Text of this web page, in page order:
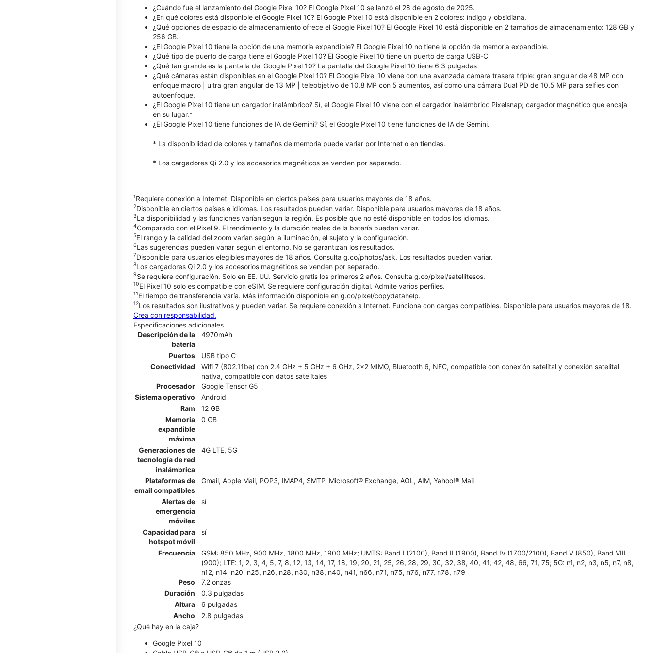
¿Cuándo fue el lanzamiento del Google Pixel 10? El Google Pixel 10 se lanzó el 28 de agosto de 2025.
¿En qué colores está disponible el Google Pixel 10? El Google Pixel 10 está disponible en 2 colores: índigo y obsidiana.
¿Qué opciones de espacio de almacenamiento ofrece el Google Pixel 10? El Google Pixel 10 está disponible en 2 tamaños de almacenamiento: 128 GB y
256 GB.
¿El Google Pixel 10 tiene la opción de una memoria expandible? El Google Pixel 10 no tiene la opción de memoria expandible.
¿Qué tipo de puerto de carga tiene el Google Pixel 10? El Google Pixel 10 tiene un puerto de carga USB-C.
¿Qué tan grande es la pantalla del Google Pixel 10? La pantalla del Google Pixel 10 tiene 6.3 pulgadas
¿Qué cámaras están disponibles en el Google Pixel 10? El Google Pixel 10 viene con una avanzada cámara trasera triple: gran angular de 48 MP con
enfoque macro | ultra gran angular de 13 MP | teleobjetivo de 10.8 MP con 5 aumentos, así como una cámara Dual PD de 10.5 MP para selfies con
autoenfoque.
¿El Google Pixel 10 tiene un cargador inalámbrico? Sí, el Google Pixel 10 viene con el cargador inalámbrico Pixelsnap; cargador magnético que encaja
en su lugar.*
¿El Google Pixel 10 tiene funciones de IA de Gemini? Sí, el Google Pixel 10 tiene funciones de IA de Gemini.
* La disponibilidad de colores y tamaños de memoria puede variar por Internet o en tiendas.
* Los cargadores Qi 2.0 y los accesorios magnéticos se venden por separado.
1Requiere conexión a Internet. Disponible en ciertos países para usuarios mayores de 18 años.
2Disponible en ciertos países e idiomas. Los resultados pueden variar. Disponible para usuarios mayores de 18 años.
3La disponibilidad y las funciones varían según la región. Es posible que no esté disponible en todos los idiomas.
4Comparado con el Pixel 9. El rendimiento y la duración reales de la batería pueden variar.
5El rango y la calidad del zoom varían según la iluminación, el sujeto y la configuración.
6Las sugerencias pueden variar según el entorno. No se garantizan los resultados.
7Disponible para usuarios elegibles mayores de 18 años. Consulta g.co/photos/ask. Los resultados pueden variar.
8Los cargadores Qi 2.0 y los accesorios magnéticos se venden por separado.
9Se requiere configuración. Solo en EE. UU. Servicio gratis los primeros 2 años. Consulta g.co/pixel/satellitesos.
10El Pixel 10 solo es compatible con eSIM. Se requiere configuración digital. Admite varios perfiles.
11El tiempo de transferencia varía. Más información disponible en g.co/pixel/copydatahelp.
12Los resultados son ilustrativos y pueden variar. Se requiere conexión a Internet. Funciona con cargas compatibles. Disponible para usuarios mayores de 18.
Crea con responsabilidad.
Especificaciones adicionales
Descripción de la
batería
4970mAh
Puertos
USB tipo C
Conectividad
Wifi 7 (802.11be) con 2.4 GHz + 5 GHz + 6 GHz, 2x2 MIMO, Bluetooth 6, NFC, compatible con conexión satelital y conexión satelital
nativa, compatible con datos satelitales
Procesador
Google Tensor G5
Sistema operativo
Android
Ram
12 GB
Memoria
expandible
máxima
0 GB
Generaciones de
tecnología de red
inalámbrica
4G LTE, 5G
Plataformas de
email compatibles
Gmail, Apple Mail, POP3, IMAP4, SMTP, Microsoft® Exchange, AOL, AIM, Yahoo!® Mail
Alertas de
emergencia
móviles
sí
Capacidad para
hotspot móvil
sí
Frecuencia
GSM: 850 MHz, 900 MHz, 1800 MHz, 1900 MHz; UMTS: Band I (2100), Band II (1900), Band IV (1700/2100), Band V (850), Band VIII
(900); LTE: 1, 2, 3, 4, 5, 7, 8, 12, 13, 14, 17, 18, 19, 20, 21, 25, 26, 28, 29, 30, 32, 38, 40, 41, 42, 48, 66, 71, 75; 5G: n1, n2, n3, n5, n7, n8,
n12, n14, n20, n25, n26, n28, n30, n38, n40, n41, n66, n71, n75, n76, n77, n78, n79
Peso
7.2 onzas
Duración
0.3 pulgadas
Altura
6 pulgadas
Ancho
2.8 pulgadas
¿Qué hay en la caja?
Google Pixel 10